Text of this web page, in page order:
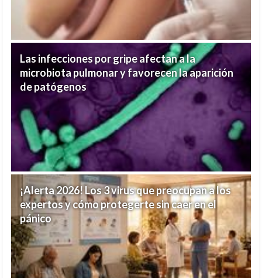
Las infecciones por gripe afectan a la
microbiota pulmonar y favorecen la aparición
de patógenos
¡Alerta 2026! Los 3 virus que preocupan a los
expertos y cómo protegerte sin caer en el
pánico